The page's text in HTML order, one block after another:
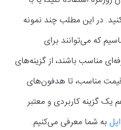
در این مطلب چند نمونه
که می‌توانند برای
مناسب باشند، از گزینه‌های
مناسب، تا هدفون‌های
یک گزینه کاربردی و معتبر
به شما معرفی می‌کنیم.